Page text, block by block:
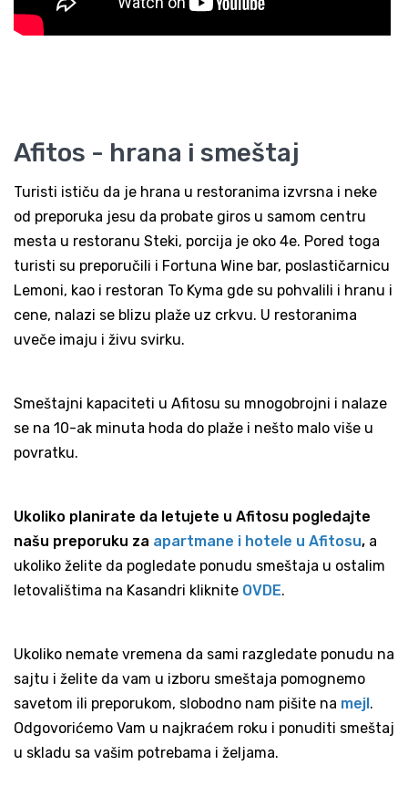
Afitos - hrana i smeštaj
Turisti ističu da je hrana u restoranima izvrsna i neke
od preporuka jesu da probate giros u samom centru
mesta u restoranu Steki, porcija je oko 4e. Pored toga
turisti su preporučili i Fortuna Wine bar, poslastičarnicu
Lemoni, kao i restoran To Kyma gde su pohvalili i hranu i
cene, nalazi se blizu plaže uz crkvu. U restoranima
uveče imaju i živu svirku.
Smeštajni kapaciteti u Afitosu su mnogobrojni i nalaze
se na 10-ak minuta hoda do plaže i nešto malo više u
povratku.
Ukoliko planirate da letujete u Afitosu pogledajte
našu preporuku za apartmane i hotele u Afitosu, a
ukoliko želite da pogledate ponudu smeštaja u ostalim
letovalištima na Kasandri kliknite OVDE.
Ukoliko nemate vremena da sami razgledate ponudu na
sajtu i želite da vam u izboru smeštaja pomognemo
savetom ili preporukom, slobodno nam pišite na mejl .
Odgovorićemo Vam u najkraćem roku i ponuditi smeštaj
u skladu sa vašim potrebama i željama.